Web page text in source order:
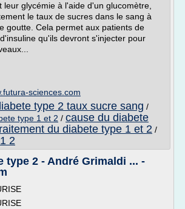
leur glycémie à l'aide d'un glucomètre,
le taux de sucres dans le sang à
goutte. Cela permet aux patients de
qu'ils devront s'injecter pour
sciences.com
type 2 taux sucre sang /
type 1 et 2 / cause du diabete
du diabete type 1 et 2 /
2
type 2 - André Grimaldi ... -